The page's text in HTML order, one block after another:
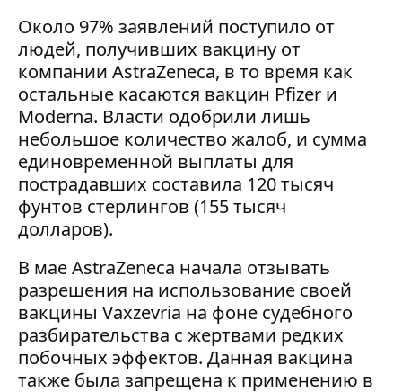
Около 97% заявлений поступило от
людей, получивших вакцину от
компании AstraZeneca, в то время как
остальные касаются вакцин Pfizer и
Moderna. Власти одобрили лишь
небольшое количество жалоб, и сумма
единовременной выплаты для
пострадавших составила 120 тысяч
фунтов стерлингов (155 тысяч
долларов).
В мае AstraZeneca начала отзывать
разрешения на использование своей
вакцины Vaxzevria на фоне судебного
разбирательства с жертвами редких
побочных эффектов. Данная вакцина
также была запрещена к применению в